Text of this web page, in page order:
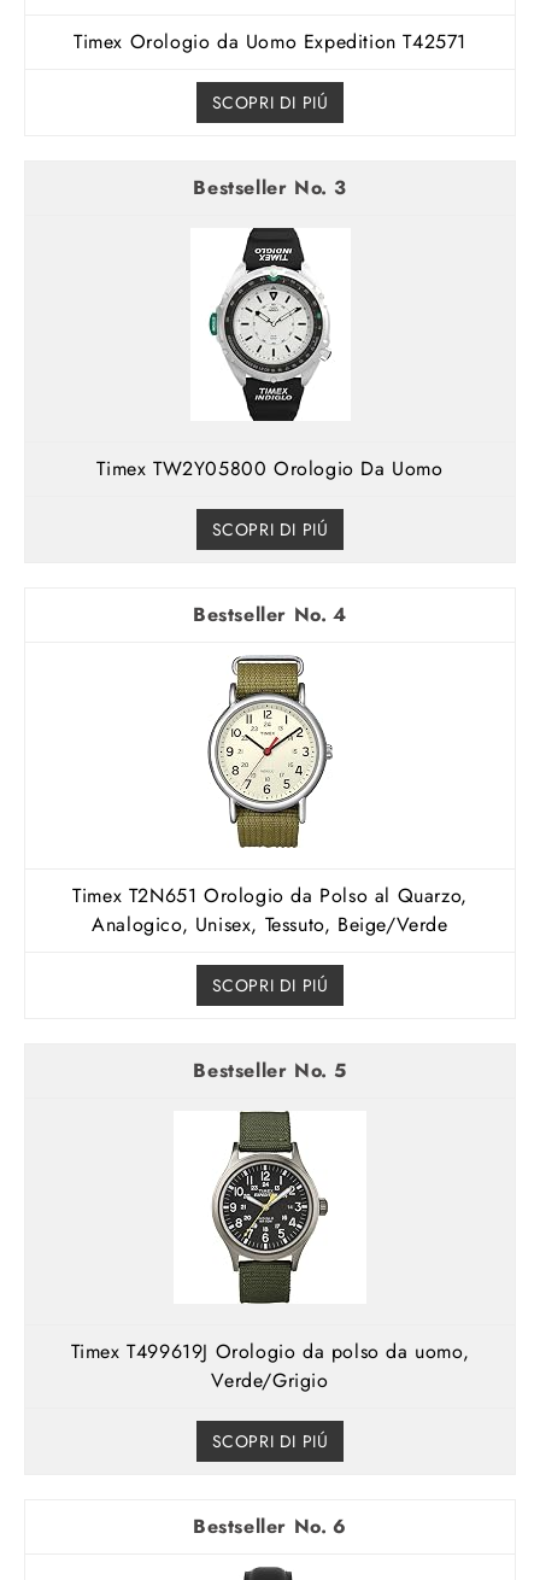
Timex Orologio da Uomo Expedition T42571
SCOPRI DI PIÚ
3
Timex TW2Y05800 Orologio Da Uomo
SCOPRI DI PIÚ
4
Timex T2N651 Orologio da Polso al Quarzo,
Analogico, Unisex, Tessuto, Beige/Verde
SCOPRI DI PIÚ
5
Timex T499619J Orologio da polso da uomo,
Verde/Grigio
SCOPRI DI PIÚ
6